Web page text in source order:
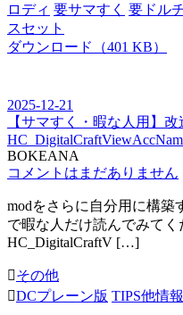
ロディ 要サマすく 要ドル
スセット
ダウンロード（401 KB）
2025-12-21
【サマすく・暇な人用】
BOKEANA
コメントはまだありません
modをさらに自分用に構築
で暇な人だけ読んでみてく
HC_DigitalCraftV […]
その他
DCプレーン版 TIPS他情